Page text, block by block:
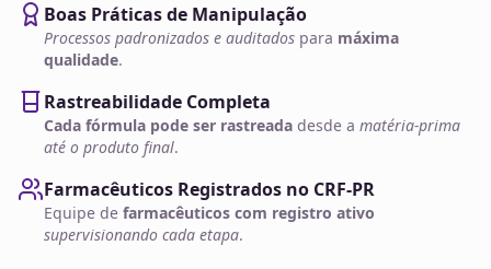
Boas Práticas de Manipulação
Processos padronizados e auditados para máxima
qualidade.
Rastreabilidade Completa
Cada fórmula pode ser rastreada desde a matéria-prima
até o produto final.
Farmacêuticos Registrados no CRF-PR
Equipe de farmacêuticos com registro ativo
supervisionando cada etapa.